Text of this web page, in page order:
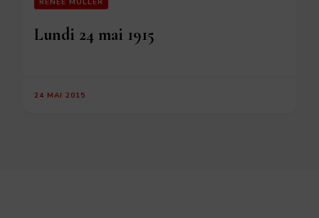
RENÉE MULLER
Lundi 24 mai 1915
24 MAI 2015